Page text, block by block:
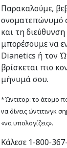
Παρακαλούμε,
ονοματεπώνυμό
και τη
μπορέσουμε να
Dianetics ή τον
βρίσκεται πιο
μήνυμά σου.
*Ώντιτορ: το άτομο
να δίνεις ώντιτινγκ
«να υπολογίζεις».
Κάλεσε 1-800-